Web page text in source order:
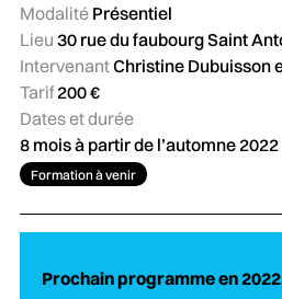
Modalité Présentiel
Lieu 30 rue du faubourg Saint
IntervenantChristine Dubuisson
Tarif 200 €
Dates et durée
8 mois à partir de l’automne 2022
Formation à venir
Prochain programme en